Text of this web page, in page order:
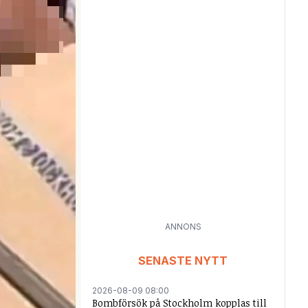
ANNONS
SENASTE NYTT
2026-08-09 08:00
Bombförsök på Stockholm kopplas till